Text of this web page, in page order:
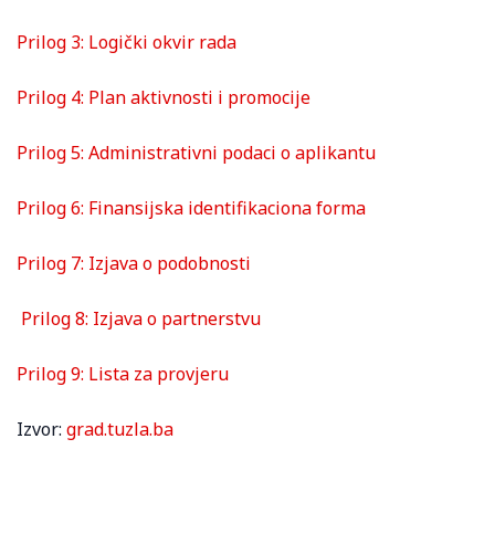
Prilog 3: Logički okvir rada
Prilog 4: Plan aktivnosti i promocije
Prilog 5: Administrativni podaci o aplikantu
Prilog 6: Finansijska identifikaciona forma
Prilog 7: Izjava o podobnosti
Prilog 8: Izjava o partnerstvu
Prilog 9: Lista za provjeru
Izvor: grad.tuzla.ba